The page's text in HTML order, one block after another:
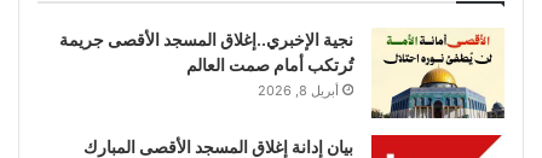
نجية الإخبري..إغلاق المسجد الأقصى جريمة
تُرتكب أمام صمت العالم
أبريل 8, 2026
بيان إدانة إغلاق المسجد الأقصى المبارك